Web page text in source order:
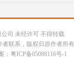
司 未经许可 不得转载
联系，版权归原作者所
：粤ICP备05088116号-1